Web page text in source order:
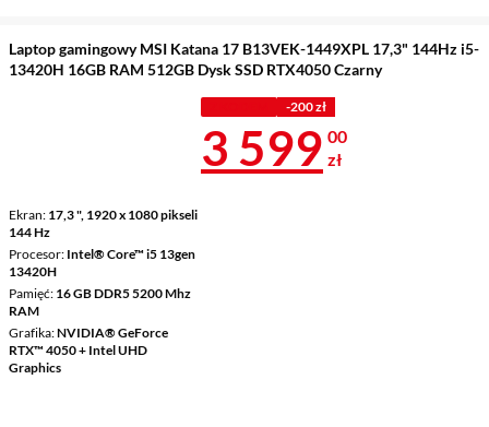
Laptop gamingowy MSI Katana 17 B13VEK-1449XPL 17,3" 144Hz i5-
13420H 16GB RAM 512GB Dysk SSD RTX4050 Czarny
Ekran 17,3 ", 1920 x 1080 pikseli
144 Hz
Procesor Intel® Core™ i5 13gen
13420H
Pamięć 16 GB DDR5 5200 Mhz
RAM
Grafika NVIDIA® GeForce
RTX™ 4050 + Intel UHD
Graphics
-200 zł
Cena 3 599 zł
3 599 00
zł